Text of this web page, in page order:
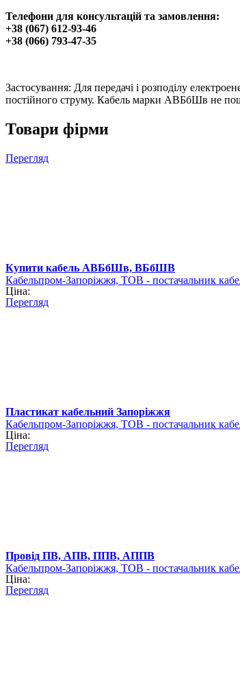
Телефони для консультацій та замовлення:
+38 (067) 612-93-46
+38 (066) 793-47-35
Застосування: Для передачі і розподілу
постійного струму. Кабель марки АВБбШв не
Товари фірми
Перегляд
Купити кабель АВБбШв, ВБбШВ
Кабельпром-Запоріжжя, ТОВ - постачальник
Ціна:
Перегляд
Пластикат кабельний Запоріжжя
Кабельпром-Запоріжжя, ТОВ - постачальник
Ціна:
Перегляд
Провід ПВ, АПВ, ППВ, АППВ
Кабельпром-Запоріжжя, ТОВ - постачальник
Ціна:
Перегляд